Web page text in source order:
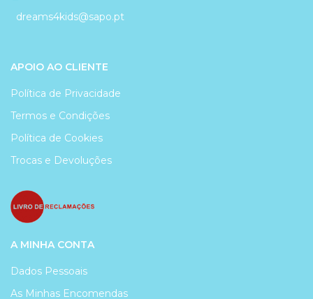
dreams4kids@sapo.pt
APOIO AO CLIENTE
Política de Privacidade
Termos e Condições
Política de Cookies
Trocas e Devoluções
A MINHA CONTA
Dados Pessoais
As Minhas Encomendas